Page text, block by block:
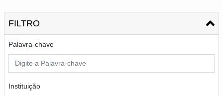
FILTRO
Palavra-chave
Instituição